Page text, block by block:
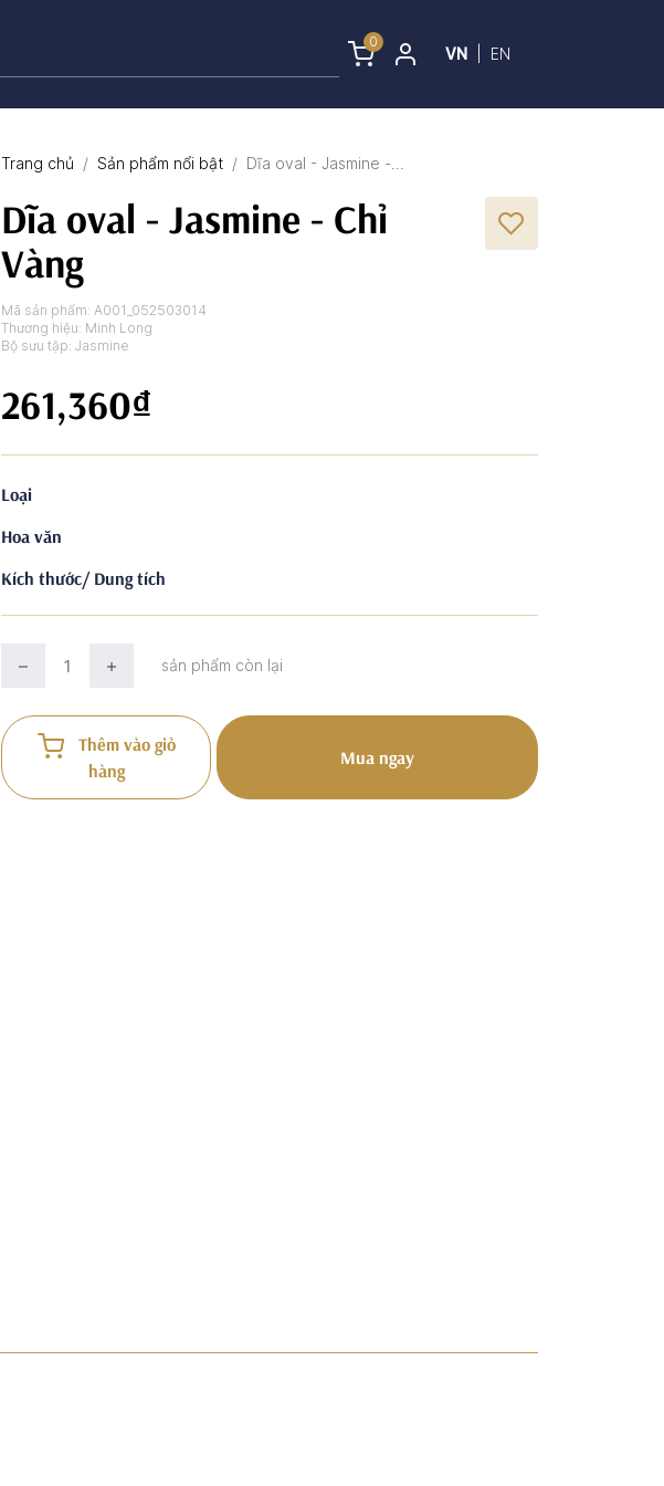
0
VN EN
Trang chủ Sản phẩm nổi bật Dĩa oval - Jasmine -...
Dĩa oval - Jasmine - Chỉ
Vàng
Mã sản phẩm:A001_052503014
Thương hiệu: Minh Long
Bộ sưu tập:Jasmine
261,360₫
Loại
Hoa văn
Kích thước/ Dung tích
sản phẩm còn lại
Thêm vào giỏ
hàng
Mua ngay